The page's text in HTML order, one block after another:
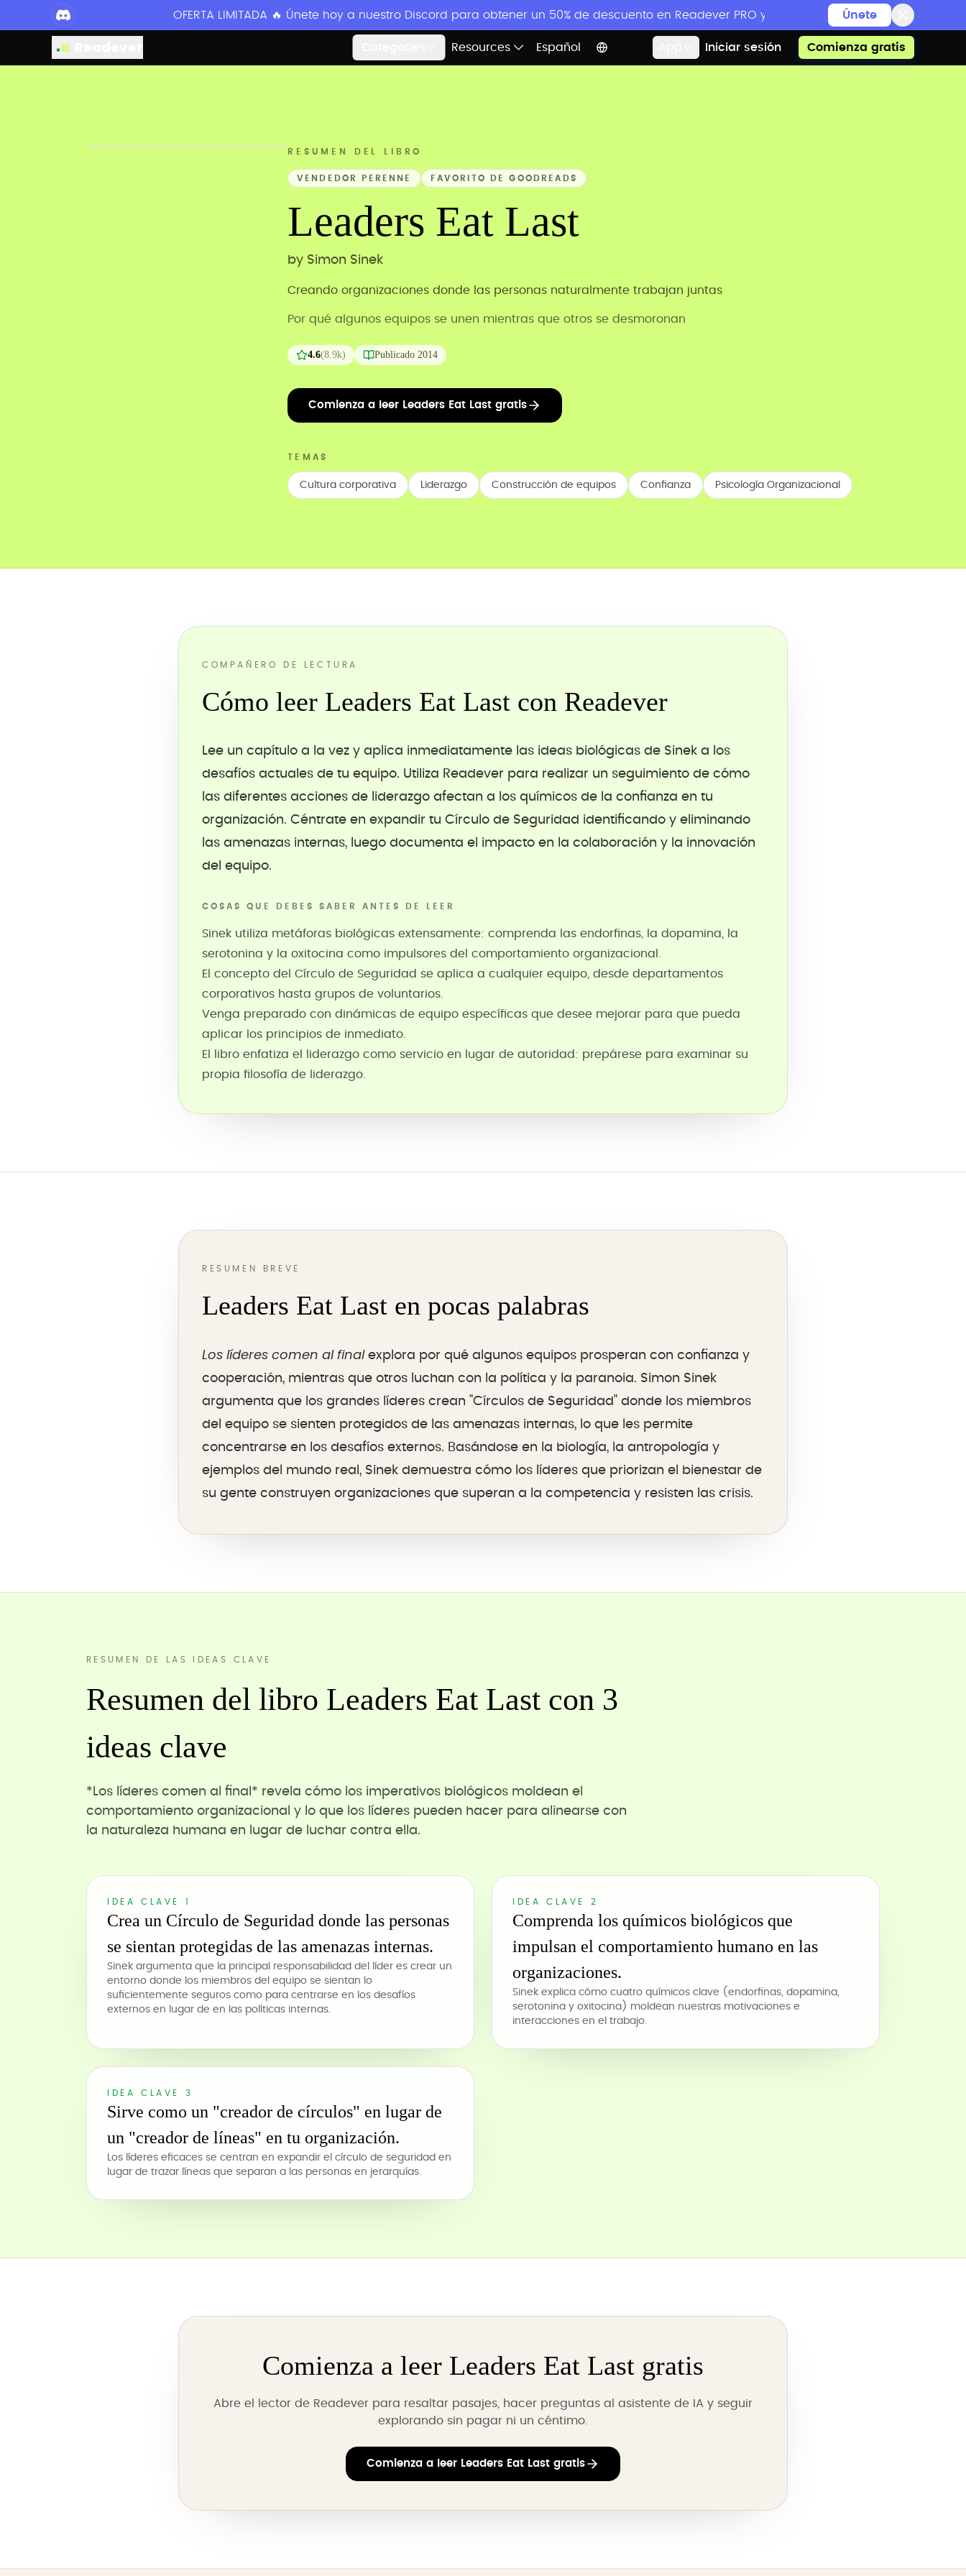
OFERTA LIMITADA 🔥 Únete hoy a nuestro Discord para obtener un 50% de descuento en Readever PRO y eventos de lectura exclusivos
Únete
Resources Español Iniciar sesión Comienza gratis
RESUMEN DEL LIBRO
VENDEDOR PERENNE FAVORITO DE GOODREADS
Leaders Eat Last
by Simon Sinek
Creando organizaciones donde las personas naturalmente trabajan juntas
Por qué algunos equipos se unen mientras que otros se desmoronan
4.6(8.9k) Publicado 2014
Comienza a leer Leaders Eat Last gratis
TEMAS
Cultura corporativa Liderazgo Construcción de equipos Confianza Psicología Organizacional
COMPAÑERO DE LECTURA
Cómo leer Leaders Eat Last con Readever
Lee un capítulo a la vez y aplica inmediatamente las ideas biológicas de Sinek a los
desafíos actuales de tu equipo. Utiliza Readever para realizar un seguimiento de cómo
las diferentes acciones de liderazgo afectan a los químicos de la confianza en tu
organización. Céntrate en expandir tu Círculo de Seguridad identificando y eliminando
las amenazas internas, luego documenta el impacto en la colaboración y la innovación
del equipo.
COSAS QUE DEBES SABER ANTES DE LEER
Sinek utiliza metáforas biológicas extensamente: comprenda las endorfinas, la dopamina, la
serotonina y la oxitocina como impulsores del comportamiento organizacional.
El concepto del Círculo de Seguridad se aplica a cualquier equipo, desde departamentos
corporativos hasta grupos de voluntarios.
Venga preparado con dinámicas de equipo específicas que desee mejorar para que pueda
aplicar los principios de inmediato.
El libro enfatiza el liderazgo como servicio en lugar de autoridad: prepárese para examinar su
propia filosofía de liderazgo.
RESUMEN BREVE
Leaders Eat Last en pocas palabras
Los líderes comen al finalexplora por qué algunos equipos prosperan con confianza y
cooperación, mientras que otros luchan con la política y la paranoia. Simon Sinek
argumenta que los grandes líderes crean "Círculos de Seguridad" donde los miembros
del equipo se sienten protegidos de las amenazas internas, lo que les permite
concentrarse en los desafíos externos. Basándose en la biología, la antropología y
ejemplos del mundo real, Sinek demuestra cómo los líderes que priorizan el bienestar de
su gente construyen organizaciones que superan a la competencia y resisten las crisis.
RESUMEN DE LAS IDEAS CLAVE
Resumen del libro Leaders Eat Last con 3
ideas clave
*Los líderes comen al final* revela cómo los imperativos biológicos moldean el
comportamiento organizacional y lo que los líderes pueden hacer para alinearse con
la naturaleza humana en lugar de luchar contra ella.
IDEA CLAVE 1
Crea un Círculo de Seguridad donde las personas
se sientan protegidas de las amenazas internas.
Sinek argumenta que la principal responsabilidad del líder es crear un
entorno donde los miembros del equipo se sientan lo
suficientemente seguros como para centrarse en los desafíos
externos en lugar de en las políticas internas.
IDEA CLAVE 2
Comprenda los químicos biológicos que
impulsan el comportamiento humano en las
organizaciones.
Sinek explica cómo cuatro químicos clave (endorfinas, dopamina,
serotonina y oxitocina) moldean nuestras motivaciones e
interacciones en el trabajo.
IDEA CLAVE 3
Sirve como un "creador de círculos" en lugar de
un "creador de líneas" en tu organización.
Los líderes eficaces se centran en expandir el círculo de seguridad en
lugar de trazar líneas que separan a las personas en jerarquías.
Comienza a leer Leaders Eat Last gratis
Abre el lector de Readever para resaltar pasajes, hacer preguntas al asistente de IA y seguir
explorando sin pagar ni un céntimo.
Comienza a leer Leaders Eat Last gratis